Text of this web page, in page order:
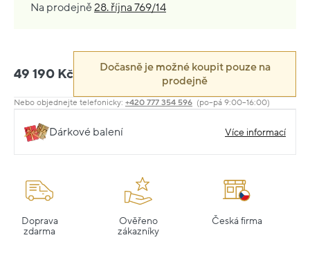
Na prodejně28. října 769/14
49 190 Kč
Dočasně je možné koupit pouze na
prodejně
Nebo objednejte telefonicky: +420 777 354 596 (po–pá 9:00–16:00)
Dárkové balení Více informací
Doprava
zdarma
Ověřeno
zákazníky
Česká firma